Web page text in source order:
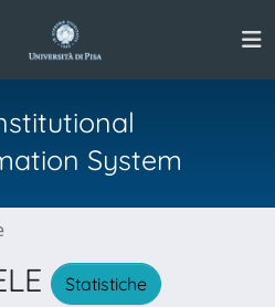
System
Statistiche